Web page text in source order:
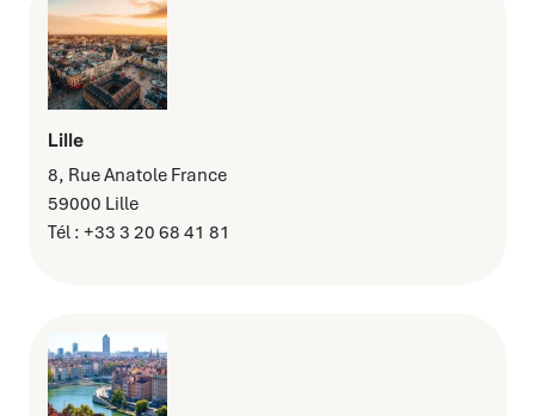
Lille
8, Rue Anatole France
59000 Lille
Tél : +33 3 20 68 41 81